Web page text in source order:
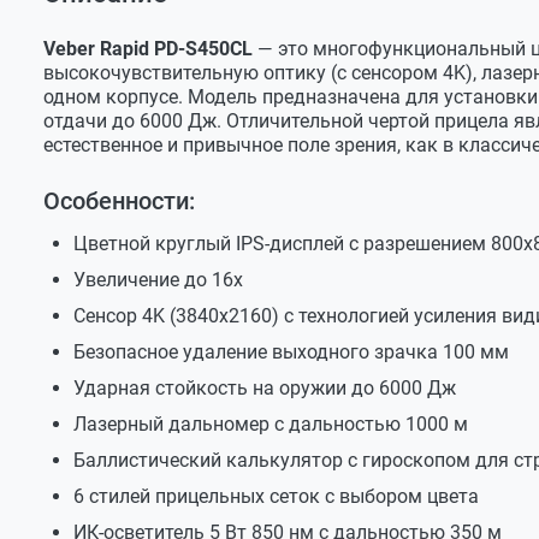
Veber Rapid PD-S450CL — это многофункциональный
высокочувствительную оптику (с сенсором 4K),
одном корпусе. Модель предназначена для
отдачи до 6000 Дж. Отличительной чертой прицела
естественное и привычное поле зрения, как в
Особенности:
Цветной круглый IPS-дисплей с разрешением
Увеличение до 16х
Сенсор 4K (3840х2160) с технологией усиления
Безопасное удаление выходного зрачка 100 мм
Ударная стойкость на оружии до 6000 Дж
Лазерный дальномер с дальностью 1000 м
Баллистический калькулятор с гироскопом для
6 стилей прицельных сеток с выбором цвета
ИК-осветитель 5 Вт 850 нм с дальностью 350 м
Диаметр объектива 23 мм
Фокусное расстояние объектива 50 мм
Удаление выходного зрачка 100 мм
Диоптрийная коррекция
Оптическое увеличение 4Х
Цифровой зум
Система формирования изображения
Чувствительность сенсора 0,001 лк
Дисплей ЖК-
Разрешение дисплея 800х800
Цифровой прицел ночного видения
Крепление на Weaver
USB-кабель
Комплект ключей и крепежа для монтажа
Клин *2
Аккумулятор питания
Руководство по эксплуатации и гарантийный
Руководство по
эксплуатации
цифрового
Задать вопрос
Константин
Здравствуйте. Приобрел у вас прицел veber rapid
Добрый день. Нажмите и удерживайте
цветным режимами. В черно-белом режиме
нажатием клавишу [ꓦ] для регулировки
будет циклически переключать между
3 Уровень - выкл.
Кроме того, для удобства пользователя
на развернутое руководство по
https://veber.ru/upload/medialibrary/c5c/
PD_S_ispravlennyy.pdf